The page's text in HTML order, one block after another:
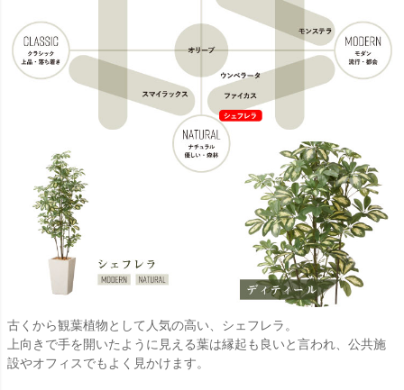
古くから観葉植物として人気の高い、シェフレラ。
上向きで手を開いたように見える葉は縁起も良いと言われ、公共施
設やオフィスでもよく見かけます。